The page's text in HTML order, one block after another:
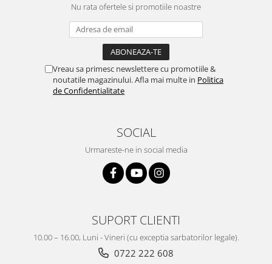
Nu rata ofertele si promotiile noastre
Vreau sa primesc newslettere cu promotiile &
noutatile magazinului. Afla mai multe in Politica
de Confidentialitate
SOCIAL
Urmareste-ne in social media
SUPORT CLIENTI
10.00 – 16.00, Luni - Vineri (cu exceptia sarbatorilor legale).
0722 222 608